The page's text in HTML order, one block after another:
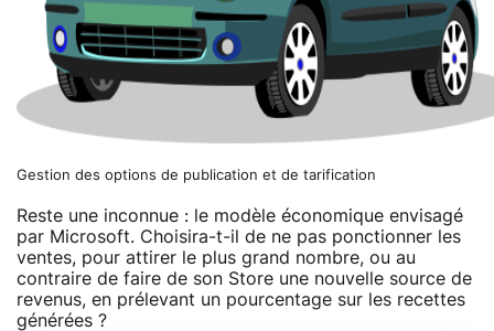
Gestion des options de publication et de tarification
Reste une inconnue : le modèle économique envisagé
par Microsoft. Choisira-t-il de ne pas ponctionner les
ventes, pour attirer le plus grand nombre, ou au
contraire de faire de son Store une nouvelle source de
revenus, en prélevant un pourcentage sur les recettes
générées ?